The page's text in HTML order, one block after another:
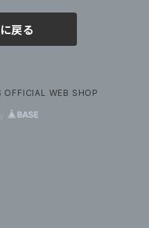
戻る
WEB SHOP